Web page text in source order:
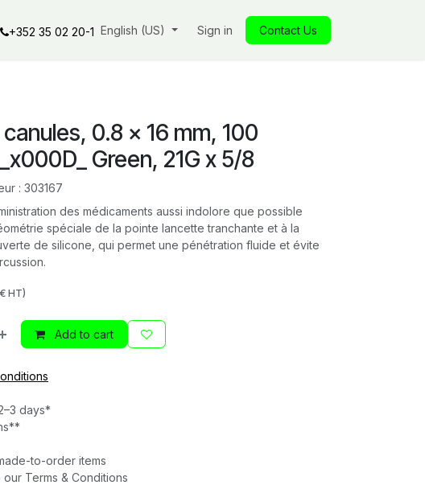
Our products Our commitments Insights Our store Jobs
+352 35 02 20-1 English (US) Sign in Contact Us
0.8 x 16 mm, 100
Green, 21G x 5/8
: 303167
des médicaments aussi indolore que possible
spéciale de la pointe lancette tranchante et à la
de silicone, qui permet une pénétration fluide et évite
€ HT)
Add to cart
days*
to-order items
Terms & Conditions